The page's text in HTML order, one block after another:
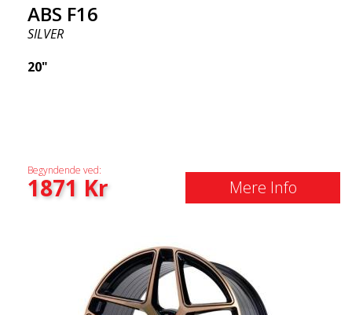
ABS F16
SILVER
20"
Begyndende ved:
1871 Kr Mere Info